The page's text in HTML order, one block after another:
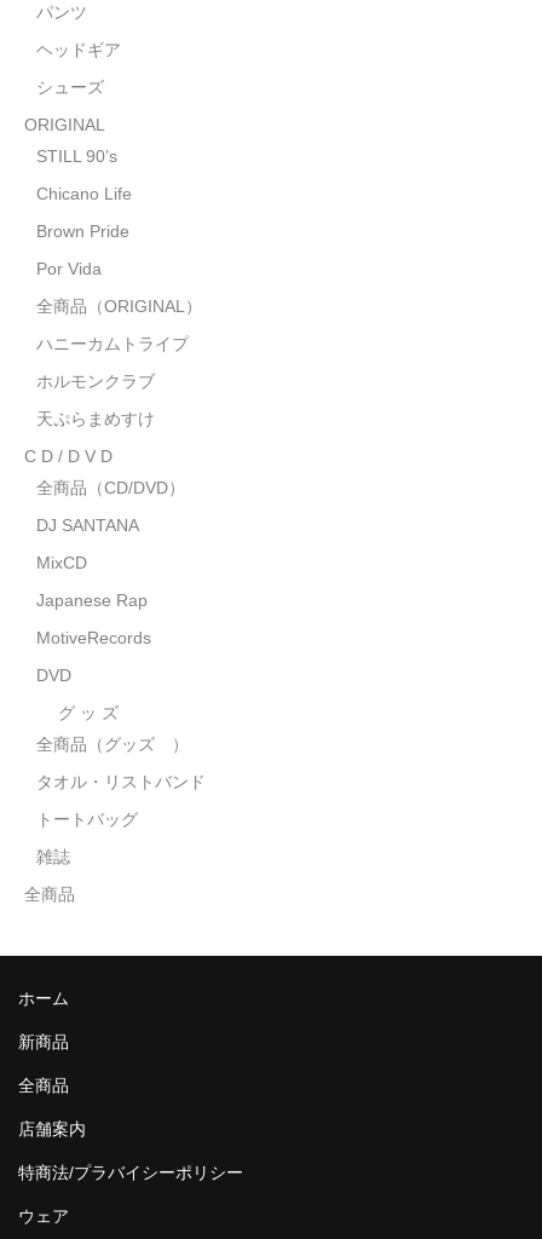
天ぷらまめすけ
C D / D V D
全商品（CD/DVD）
DJ SANTANA
Japanese Rap
MotiveRecords
グ ッ ズ
タオル・リストバンド
トートバッグ
全商品
パンツ
ヘッドギア
シューズ
ORIGINAL
STILL 90’s
Chicano Life
Brown Pride
Por Vida
全商品（ORIGINAL）
ハニーカムトライプ
ホルモンクラブ
天ぷらまめすけ
C D / D V D
全商品（CD/DVD）
DJ SANTANA
MixCD
Japanese Rap
MotiveRecords
DVD
グ ッ ズ
全商品（グッズ ）
タオル・リストバンド
トートバッグ
雑誌
全商品
ホーム
新商品
全商品
店舗案内
特商法/プラバイシーポリシー
ウェア